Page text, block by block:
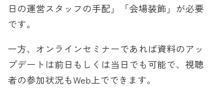
日の運営スタッフの手配」「会場装飾」が必要
です。
一方、オンラインセミナーであれば資料のアッ
プデートは前日もしくは当日でも可能で、視聴
者の参加状況もWeb上でできます。